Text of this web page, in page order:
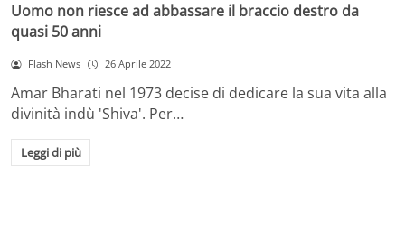
Uomo non riesce ad abbassare il braccio destro da
quasi 50 anni
Flash News 26 Aprile 2022
Amar Bharati nel 1973 decise di dedicare la sua vita alla
divinità indù 'Shiva'. Per…
Leggi di più